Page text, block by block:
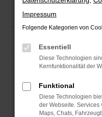
Impressum
Folgende Kategorien von
Essentiell
Diese Technologien
Kernfunktionalität der
Funktional
Diese Technologien
der Webseite.
Maps, Chats,